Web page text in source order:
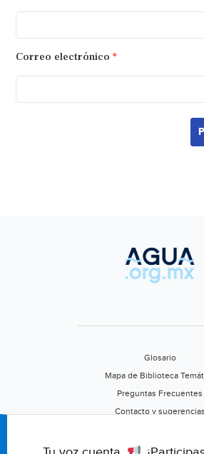
Correo electrónico *
Glosario
Mapa de Biblioteca
Preguntas Frecuentes
Contacto y sugerencias
Califica este portal